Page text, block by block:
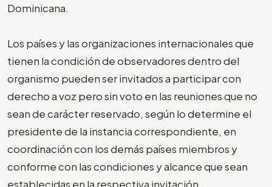
Dominicana.
Los países y las organizaciones internacionales que
tienen la condición de observadores dentro del
organismo pueden ser invitados a participar con
derecho a voz pero sin voto en las reuniones que no
sean de carácter reservado, según lo determine el
presidente de la instancia correspondiente, en
coordinación con los demás países miembros y
conforme con las condiciones y alcance que sean
establecidas en la respectiva invitación.